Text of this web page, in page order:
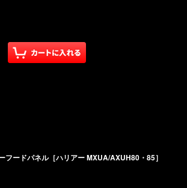
フードパネル［ハリアー MXUA/AXUH80・85］